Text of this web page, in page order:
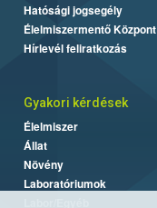
Hatósági jogsegély
Élelmiszermentő Központ
Hírlevél feliratkozás
Gyakori kérdések
Élelmiszer
Állat
Növény
Laboratóriumok